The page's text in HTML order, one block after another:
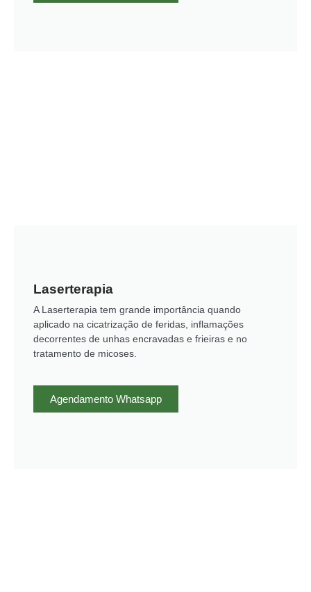
Laserterapia
A Laserterapia tem grande importância quando
aplicado na cicatrização de feridas, inflamações
decorrentes de unhas encravadas e frieiras e no
tratamento de micoses.
Agendamento Whatsapp